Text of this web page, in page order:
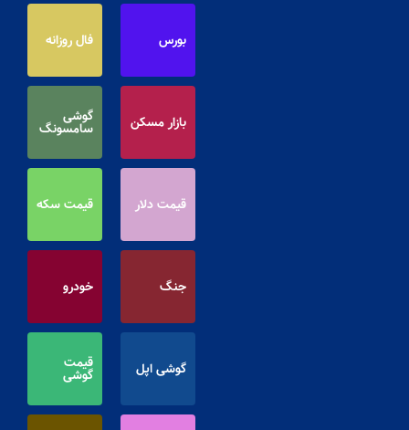
بورس فال روزانه
بازار مسکن گوشی
سامسونگ
قیمت دلار قیمت سکه
جنگ خودرو
گوشی اپل قیمت
گوشی